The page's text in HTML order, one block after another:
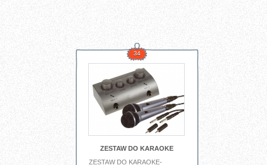
34
ZESTAW DO KARAOKE
ZESTAW DO KARAOKE-